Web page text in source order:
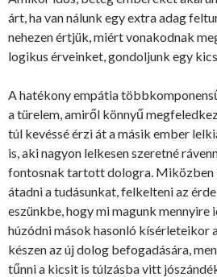
árt, ha van nálunk egy extra adag
nehezen értjük, miért vonakodnak
logikus érveinket, gondoljunk egy
A hatékony empátia
a türelem, amiről könnyű
túl kevéssé érzi át a másik ember
is, aki nagyon lelkesen szeretné
fontosnak tartott dologra.
átadni a tudásunkat, felkelteni az
eszünkbe, hogy mi magunk mennyire
húzódni mások hasonló kísérleteikor
készen az új dolog befogadására,
tűnni a kicsit is túlzásba vitt